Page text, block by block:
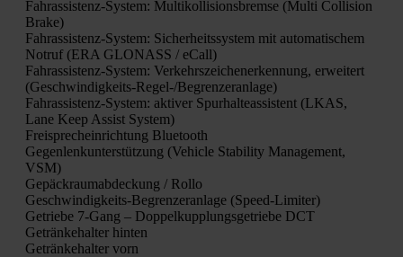
Fahr­as­sis­tenz-Sys­tem: Mul­ti­kol­li­si­ons­brem­se (Mul­ti Col­li­si­on
Bra­ke)
Fahr­as­sis­tenz-Sys­tem: Sicher­heits­sys­tem mit auto­ma­ti­schem
Not­ruf (ERA GLONASS / eCall)
Fahr­as­sis­tenz-Sys­tem: Ver­kehrs­zei­chen­er­ken­nung, erwei­tert
(Geschwin­dig­keits-Regel-/Be­gren­zer­an­la­ge)
Fahr­as­sis­tenz-Sys­tem: akti­ver Spur­hal­te­as­sis­tent (LKAS,
Lane Keep Assist Sys­tem)
Frei­sprech­ein­rich­tung Blue­tooth
Gegen­lenk­un­ter­stüt­zung (Vehic­le Sta­bi­li­ty Manage­ment,
VSM)
Gepäck­raum­ab­de­ckung / Rol­lo
Geschwin­dig­keits-Begren­zer­an­la­ge (Speed-Limi­ter)
Getrie­be 7‑Gang – Dop­pel­kupp­lungs­ge­trie­be DCT
Geträn­ke­hal­ter hin­ten
Geträn­ke­hal­ter vorn